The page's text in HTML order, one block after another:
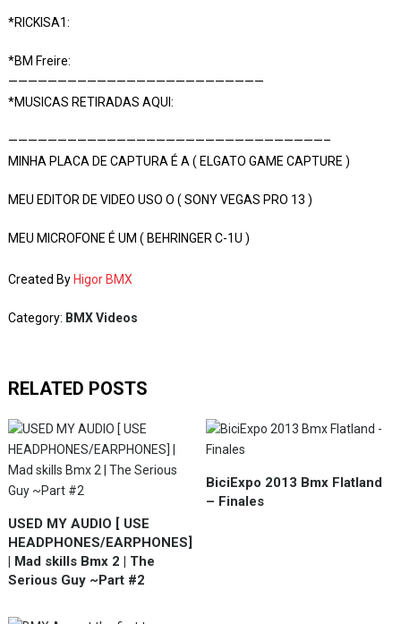
*RICKISA1:
*BM Freire:
——————————————————————————
*MUSICAS RETIRADAS AQUI:
————————————————————————————————–
MINHA PLACA DE CAPTURA É A ( ELGATO GAME CAPTURE )
MEU EDITOR DE VIDEO USO O ( SONY VEGAS PRO 13 )
MEU MICROFONE É UM ( BEHRINGER C-1U )
Created By Higor BMX
Category: BMX Videos
RELATED POSTS
USED MY AUDIO [ USE
HEADPHONES/EARPHONES]
| Mad skills Bmx 2 | The
Serious Guy ~Part #2
BiciExpo 2013 Bmx Flatland
– Finales